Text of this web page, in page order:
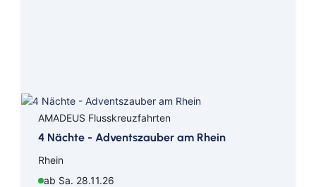
AMADEUS Flusskreuzfahrten
4 Nächte - Adventszauber am Rhein
Rhein
ab Sa. 28.11.26